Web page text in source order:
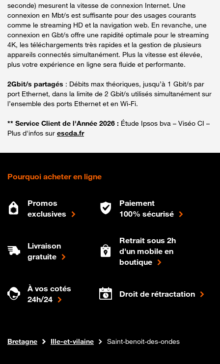
seconde) mesurent la vitesse de connexion Internet. Une
connexion en Mbt/s est suffisante pour des usages courants
comme le streaming HD et la navigation web. En revanche, une
connexion en Gbt/s offre une rapidité optimale pour le streaming
4K, les téléchargements très rapides et la gestion de plusieurs
appareils connectés simultanément. Plus la vitesse est élevée,
plus votre expérience en ligne sera fluide et performante.
2Gbit/s partagés : Débits max théoriques, jusqu’à 1 Gbit/s par
port Ethernet, dans la limite de 2 Gbit/s utilisés simultanément sur
l’ensemble des ports Ethernet et en Wi-Fi.
** Service Client de l'Année 2026 : Étude Ipsos bva – Viséo CI –
Plus d'infos sur escda.fr
Pourquoi acheter en ligne
Promos
exclusives
Paiement
100% sécurisé
Livraison
gratuite
Retrait sous 2h
d'un mobile en
boutique
À vos cotés
24h/24
Droit de rétractation
Boutique Orange
Internet fibre
Bretagne Ille-et-vilaine Saint-benoit-des-ondes